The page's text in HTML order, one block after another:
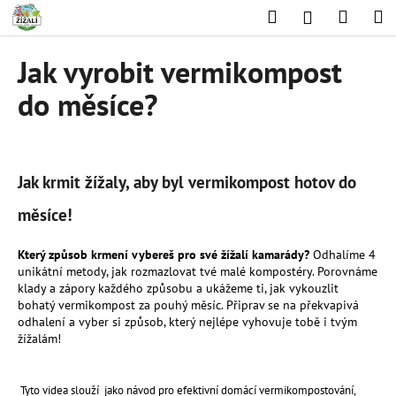
Přejít
obsah
HledatPřihlášení
Jak vyrobit vermikompost
do měsíce?
Jak krmit žížaly, aby byl vermikompost hotov do
měsíce!
Který způsob krmení vybereš pro své žížalí kamarády? Odhalíme 4
unikátní metody, jak rozmazlovat tvé malé kompostéry. Porovnáme
klady a zápory každého způsobu a ukážeme ti, jak vykouzlit
bohatý vermikompost za pouhý měsíc. Připrav se na překvapivá
odhalení a vyber si způsob, který nejlépe vyhovuje tobě i tvým
žížalám!
Tyto videa slouží jako návod pro efektivní domácí vermikompostování,
o
C
o
t
ř
b
u
j
e
t